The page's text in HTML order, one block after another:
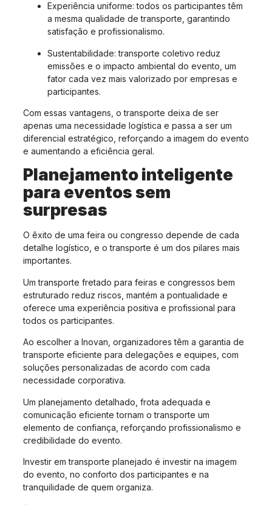
Experiência uniforme: todos os participantes têm
a mesma qualidade de transporte, garantindo
satisfação e profissionalismo.
Sustentabilidade: transporte coletivo reduz
emissões e o impacto ambiental do evento, um
fator cada vez mais valorizado por empresas e
participantes.
Com essas vantagens, o transporte deixa de ser
apenas uma necessidade logística e passa a ser um
diferencial estratégico, reforçando a imagem do evento
e aumentando a eficiência geral.
Planejamento inteligente
para eventos sem
surpresas
O êxito de uma feira ou congresso depende de cada
detalhe logístico, e o transporte é um dos pilares mais
importantes.
Um transporte fretado para feiras e congressos bem
estruturado reduz riscos, mantém a pontualidade e
oferece uma experiência positiva e profissional para
todos os participantes.
Ao escolher a Inovan, organizadores têm a garantia de
transporte eficiente para delegações e equipes, com
soluções personalizadas de acordo com cada
necessidade corporativa.
Um planejamento detalhado, frota adequada e
comunicação eficiente tornam o transporte um
elemento de confiança, reforçando profissionalismo e
credibilidade do evento.
Investir em transporte planejado é investir na imagem
do evento, no conforto dos participantes e na
tranquilidade de quem organiza.